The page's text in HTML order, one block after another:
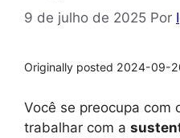
9 de julho de 2025 Por
Originally posted 2024-09-
Você se preocupa com
trabalhar com a